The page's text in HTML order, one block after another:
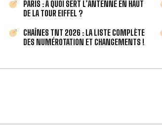
PARIS : À QUOI SERT L’ANTENNE EN HAUT
DE LA TOUR EIFFEL ?
CHAÎNES TNT 2026 : LA LISTE COMPLÈTE
DES NUMÉROTATION ET CHANGEMENTS !